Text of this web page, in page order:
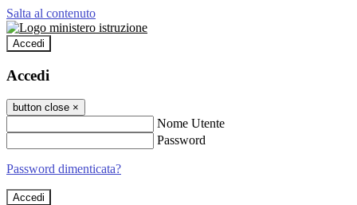
Salta al contenuto
Accedi
Accedi
button close ×
Nome Utente
Password
Password dimenticata?